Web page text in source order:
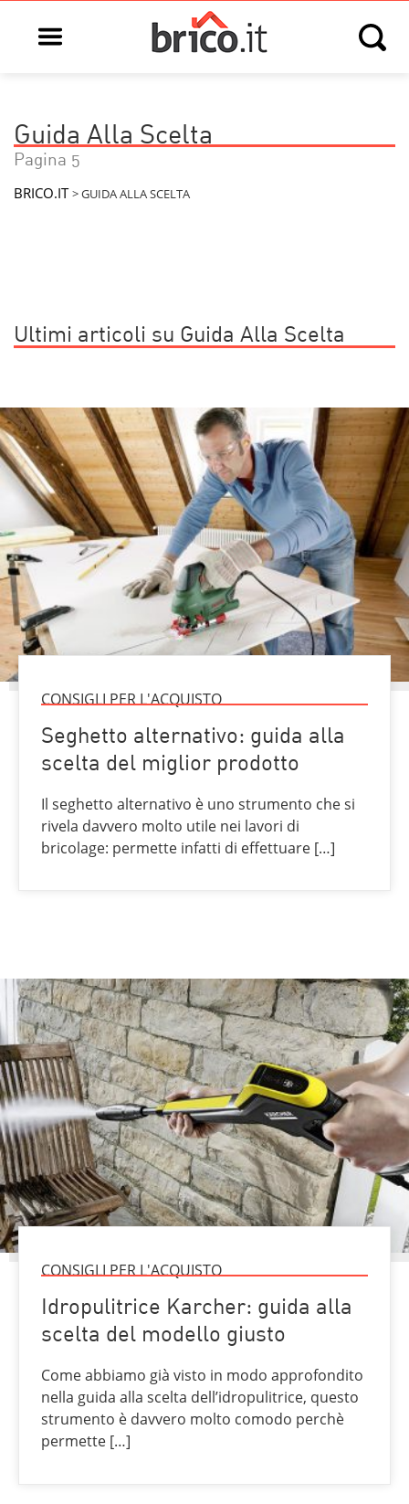
Open main menu Open
Guida Alla Scelta
Pagina 5
BRICO.IT >GUIDA ALLA SCELTA
Ultimi articoli su Guida Alla Scelta
CONSIGLI PER L'ACQUISTO
Seghetto alternativo: guida alla
scelta del miglior prodotto
Il seghetto alternativo è uno strumento che si
rivela davvero molto utile nei lavori di
bricolage: permette infatti di effettuare […]
CONSIGLI PER L'ACQUISTO
Idropulitrice Karcher: guida alla
scelta del modello giusto
Come abbiamo già visto in modo approfondito
nella guida alla scelta dell’idropulitrice, questo
strumento è davvero molto comodo perchè
permette […]